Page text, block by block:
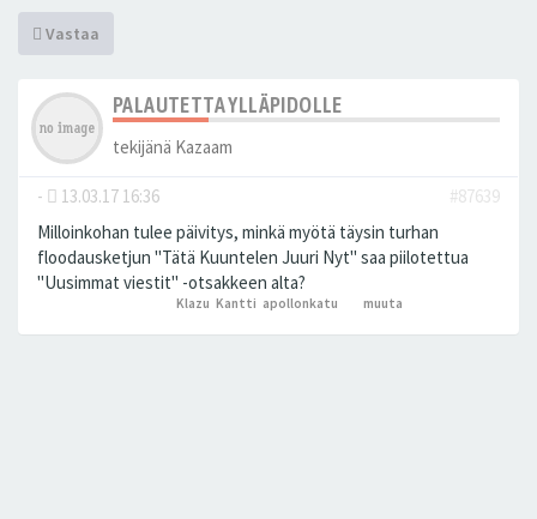
Vastaa
PALAUTETTA YLLÄPIDOLLE
tekijänä Kazaam
- 13.03.17 16:36
#87639
Milloinkohan tulee päivitys, minkä myötä täysin turhan
floodausketjun "Tätä Kuuntelen Juuri Nyt" saa piilotettua
"Uusimmat viestit" -otsakkeen alta?
Klazu ,Kantti apollonkatu ja 1muuta